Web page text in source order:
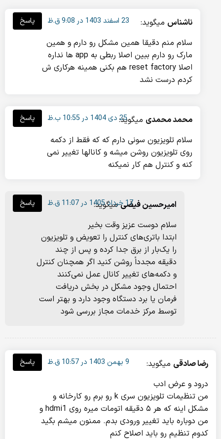
ناشناس میگوید:
سلام منم دقیقا همین مشکل رو دارم و همین
مارک رو دارم ببین اصلا ربطی به app ها نداره
اصلا reset factory هم بکنی همینه هرکاری ش
کردم درست نشد
23 اسفند 1403 در 9:08 ق.ظ پاسخ
محمد محمدی میگوید:
سلام تلویزیون سونی دارم که که فقط از دکمه
روی تلویزیون روشن میشه و کانالها تغییر نمی
کنه و کنترل هم کار نمیکنه
25 دی 1404 در 10:55 ب.ظ پاسخ
امیرحسین فیضی میگوید:
سلام دوست عزیز وقت بخیر
ابتدا باتری‌های کنترل را تعویض و تلویزیون
را یک‌بار از برق جدا کرده و پس از چند
دقیقه مجدداً روشن کنید اگر همچنان کنترل
و دکمه‌های تغییر کانال عمل نمی‌کنند
احتمال وجود مشکل در بخش دریافت
فرمان یا برد دستگاه وجود دارد و بهتر است
توسط مرکز خدمات مجاز بررسی شود
17 خرداد 1405 در 11:07 ق.ظ پاسخ
رضا صادقی میگوید:
درود و عرض ادب
من تنظیمات تلویزیون سری k رو برم رو کارخانه و
مشکل اینه که هر ۵ دقیقه اتومات میره روی hdmi1 و
من دوباره باید تغییر ورودی بدم. ممنون میشم بگید
کدوم تنظیم رو باید اصلاح کنم
9 بهمن 1403 در 10:57 ق.ظ پاسخ